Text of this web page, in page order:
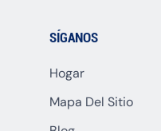
SÍGANOS
Hogar
Mapa Del Sitio